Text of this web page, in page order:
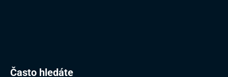
Často hledáte
Hledat: